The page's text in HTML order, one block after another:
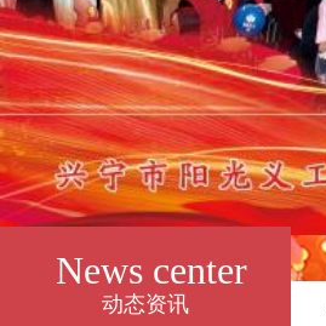
News center
动态资讯